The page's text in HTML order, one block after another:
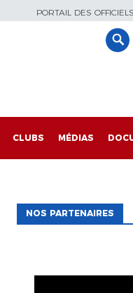
PORTAIL DES OFFICIELS
CLUBS MÉDIAS
NOS PARTENAIRES